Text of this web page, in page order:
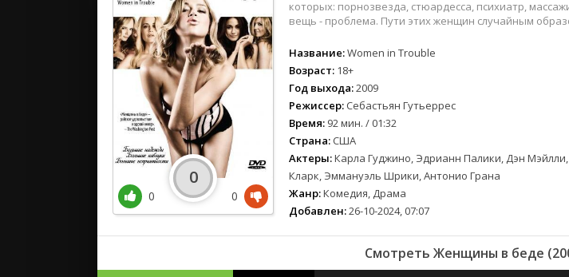
которых: порнозвезда, стюардесса, психиатр,
вещь - проблема. Пути этих женщин случайным
Название:Women in Trouble
Возраст: 18+
Год выхода:2009
Режиссер: Себастьян Гутьеррес
Время: 92 мин. / 01:32
Страна: США
Актеры:Карла Гуджино, Эдрианн Палики, Дэн
Кларк, Эммануэль Шрики, Антонио Грана
Жанр:Комедия, Драма
Добавлен:26-10-2024, 07:07
0
0
0
Смотреть Женщины в беде